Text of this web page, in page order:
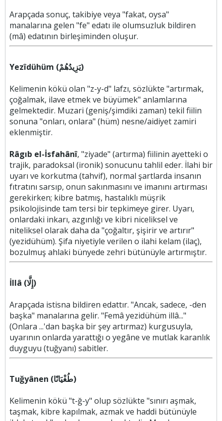
Arapçada sonuç, takibiye veya "fakat, oysa"
manalarına gelen "fe" edatı ile olumsuzluk bildiren
(mâ) edatının birleşiminden oluşur.
Yezîdühüm (يَزِيدُهُمْ)
Kelimenin kökü olan "z-y-d" lafzı, sözlükte "artırmak,
çoğalmak, ilave etmek ve büyümek" anlamlarına
gelmektedir. Muzari (geniş/şimdiki zaman) tekil fiilin
sonuna "onları, onlara" (hüm) nesne/aidiyet zamiri
eklenmiştir.
Râgıb el-İsfahânî, "ziyade" (artırma) fiilinin ayetteki o
trajik, paradoksal (ironik) sonucunu tahlil eder. İlahi bir
uyarı ve korkutma (tahvif), normal şartlarda insanın
fıtratını sarsıp, onun sakınmasını ve imanını artırması
gerekirken; kibre batmış, hastalıklı müşrik
psikolojisinde tam tersi bir tepkimeye girer. Uyarı,
onlardaki inkarı, azgınlığı ve kibri niceliksel ve
niteliksel olarak daha da "çoğaltır, şişirir ve artırır"
(yezidühüm). Şifa niyetiyle verilen o ilahi kelam (ilaç),
bozulmuş ahlaki bünyede zehri bütünüyle artırmıştır.
İllâ (إِلَّا)
Arapçada istisna bildiren edattır. "Ancak, sadece, -den
başka" manalarına gelir. "Femâ yezidühüm illâ..."
(Onlara ...'dan başka bir şey artırmaz) kurgusuyla,
uyarının onlarda yarattığı o yegâne ve mutlak karanlık
duyguyu (tuğyanı) sabitler.
Tuğyânen (طُغْيَانًا)
Kelimenin kökü "t-ğ-y" olup sözlükte "sınırı aşmak,
taşmak, kibre kapılmak, azmak ve haddi bütünüyle